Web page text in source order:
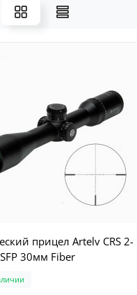
прицел Artelv CRS 2-
30мм Fiber